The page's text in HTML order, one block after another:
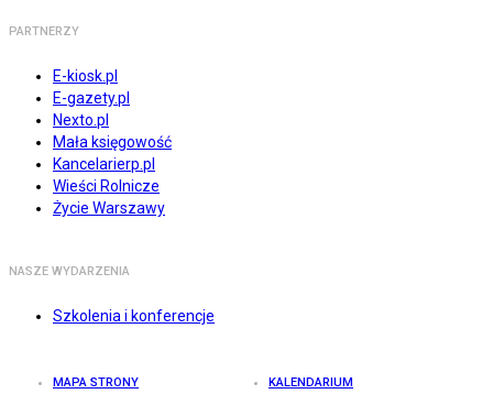
PARTNERZY
E-kiosk.pl
E-gazety.pl
Nexto.pl
Mała księgowość
Kancelarierp.pl
Wieści Rolnicze
Życie Warszawy
NASZE WYDARZENIA
Szkolenia i konferencje
MAPA STRONY KALENDARIUM